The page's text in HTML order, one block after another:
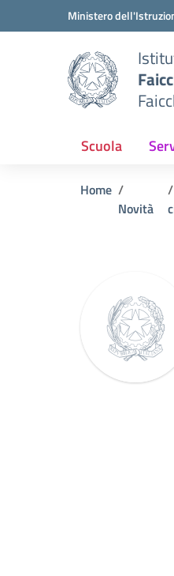
Vai ai contenuti
Vai al menu di navigazione
Ministero
Scuola
Home
Novità